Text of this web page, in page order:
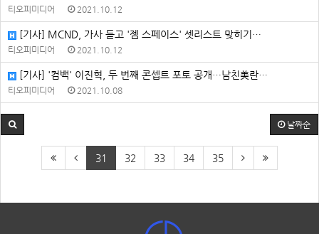
티오피미디어 2021.10.12
[기사] MCND, 가사 듣고 '젬 스페이스' 셋리스트 맞히기…
티오피미디어 2021.10.12
[기사] '컴백' 이진혁, 두 번째 콘셉트 포토 공개…남친美란…
티오피미디어 2021.10.08
날짜순
31 32 33 34 35